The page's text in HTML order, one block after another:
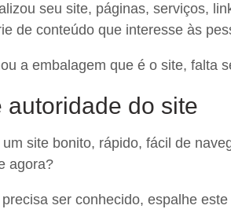
seu site, páginas, serviços,
de conteúdo que interesse às
a embalagem que é o site, falta
autoridade do site
site bonito, rápido, fácil de
agora?
ser conhecido, espalhe